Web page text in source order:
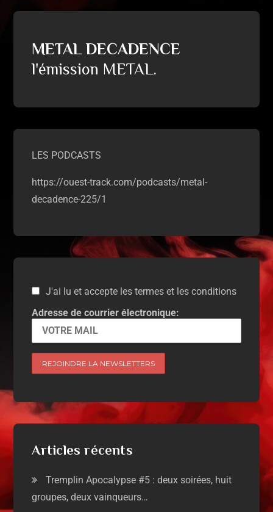
METAL DECADENCE
l'émission METAL.
LES PODCASTS
https://ouest-track.com/podcasts/metal-
decadence-225/1
J'ai lu et accepte les termes et les conditions
Adresse de courrier électronique:
Articles récents
Tremplin Apocalypse #5 : deux soirées, huit
groupes, deux vainqueurs…